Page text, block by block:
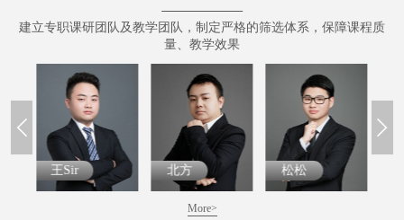
建立专职课研团队及教学团队，制定严格的筛选体系，保障课程质
量、教学效果
王Sir 北方 松松
More>